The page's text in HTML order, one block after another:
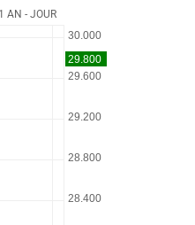
1 AN - JOUR